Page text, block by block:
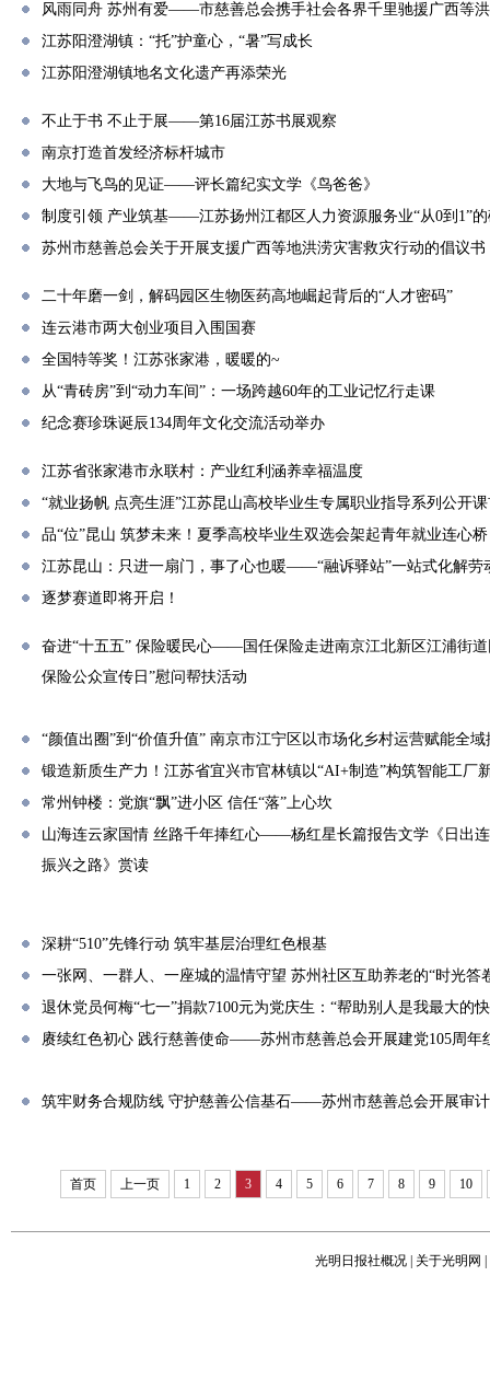
风雨同舟 苏州有爱——市慈善总会携手社会各界千里驰援广西等
江苏阳澄湖镇：“托”护童心，“暑”写成长
江苏阳澄湖镇地名文化遗产再添荣光
不止于书 不止于展——第16届江苏书展观察
南京打造首发经济标杆城市
大地与飞鸟的见证——评长篇纪实文学《鸟爸爸》
制度引领 产业筑基——江苏扬州江都区人力资源服务业“从0到1”
苏州市慈善总会关于开展支援广西等地洪涝灾害救灾行动的倡议书
二十年磨一剑，解码园区生物医药高地崛起背后的“人才密码”
连云港市两大创业项目入围国赛
全国特等奖！江苏张家港，暖暖的~
从“青砖房”到“动力车间”：一场跨越60年的工业记忆行走课
纪念赛珍珠诞辰134周年文化交流活动举办
江苏省张家港市永联村：产业红利涵养幸福温度
“就业扬帆 点亮生涯”江苏昆山高校毕业生专属职业指导系列公开
品“位”昆山 筑梦未来！夏季高校毕业生双选会架起青年就业连心桥
江苏昆山：只进一扇门，事了心也暖——“融诉驿站”一站式化解劳
逐梦赛道即将开启！
奋进“十五五” 保险暖民心——国任保险走进南京江北新区江浦街道
保险公众宣传日”慰问帮扶活动
“颜值出圈”到“价值升值” 南京市江宁区以市场化乡村运营赋能全域
锻造新质生产力！江苏省宜兴市官林镇以“AI+制造”构筑智能工厂
常州钟楼：党旗“飘”进小区 信任“落”上心坎
山海连云家国情 丝路千年捧红心——杨红星长篇报告文学《日出
振兴之路》赏读
深耕“510”先锋行动 筑牢基层治理红色根基
一张网、一群人、一座城的温情守望 苏州社区互助养老的“时光答
退休党员何梅“七一”捐款7100元为党庆生：“帮助别人是我最大的
赓续红色初心 践行慈善使命——苏州市慈善总会开展建党105周年
筑牢财务合规防线 守护慈善公信基石——苏州市慈善总会开展审
首页 上一页 1 2 3 4 5 6 7 8 9 10
光明日报社概况 关于光明网